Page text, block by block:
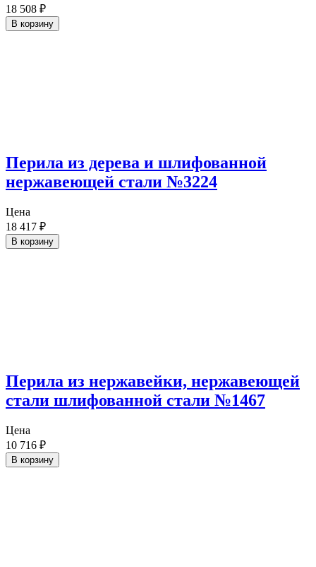
18 508 ₽
В корзину
Перила из дерева и шлифованной
нержавеющей стали №3224
Цена
18 417 ₽
В корзину
Перила из нержавейки, нержавеющей
стали шлифованной стали №1467
Цена
10 716 ₽
В корзину